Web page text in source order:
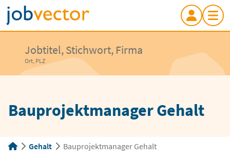
Jobtitel, Stichwort, Firma
Ort, PLZ
Bauprojektmanager Gehalt
Gehalt Bauprojektmanager Gehalt